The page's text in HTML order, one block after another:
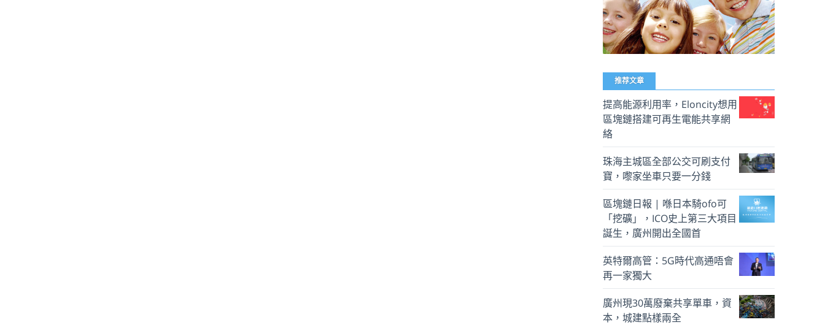
推荐文章
提高能源利用率，Eloncity想用
區塊鏈搭建可再生電能共享網
絡
珠海主城區全部公交可刷支付
寶，嚟家坐車只要一分錢
區塊鏈日報 | 喺日本騎ofo可
「挖礦」，ICO史上第三大項目
誕生，廣州開出全國首
英特爾高管：5G時代高通唔會
再一家獨大
廣州現30萬廢棄共享單車，資
本，城建點樣兩全